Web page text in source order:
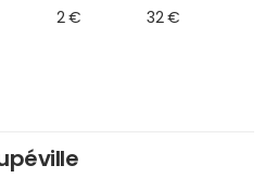
2 € 32 €